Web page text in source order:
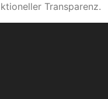
Transparenz.